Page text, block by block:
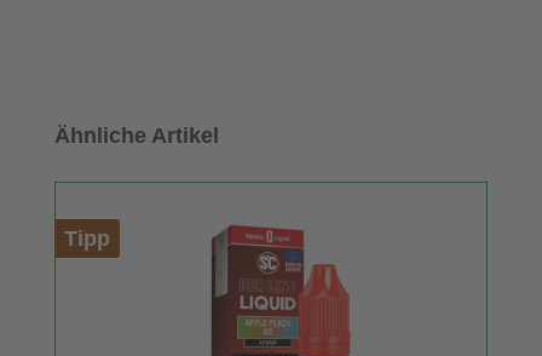
Produktgalerie überspringen
Ähnliche Artikel
Tipp